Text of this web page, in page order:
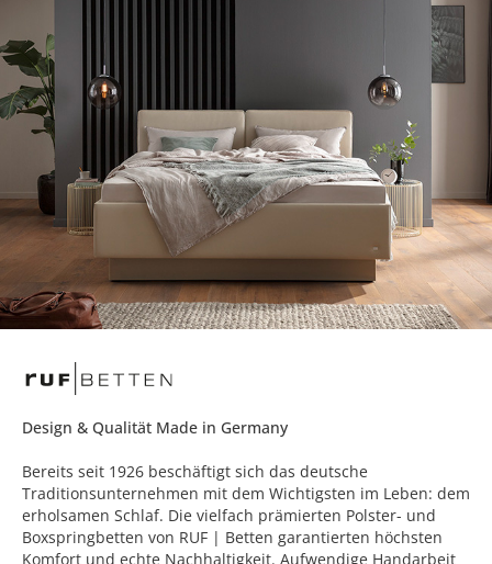
Design & Qualität Made in Germany
Bereits seit 1926 beschäftigt sich das deutsche
Traditionsunternehmen mit dem Wichtigsten im Leben: dem
erholsamen Schlaf. Die vielfach prämierten Polster- und
Boxspringbetten von RUF | Betten garantierten höchsten
Komfort und echte Nachhaltigkeit. Aufwendige Handarbeit